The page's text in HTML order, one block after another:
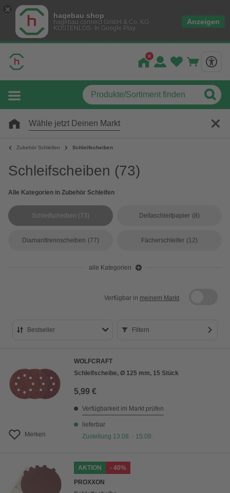
hagebau shop
hagebau connect GmbH & Co. KG
KOSTENLOS- In Google Play
Anzeigen
Wähle jetzt Deinen Markt
Zubehör Schleifen Schleifscheiben
Schleifscheiben (73)
Alle Kategorien in Zubehör Schleifen
Schleifscheiben (73) Deltaschleifpapier (8)
Diamanttrennscheiben (77) Fächerschleifer (12)
alle Kategorien
Verfügbar in meinem Markt
Bestseller
Preis aufsteigend
Preis absteigend
Filtern
Merken
WOLFCRAFT
Schleifscheibe, Ø 125 mm, 15 Stück
5,99 €
Verfügbarkeit im Markt prüfen
lieferbar
Zustellung 13.08. - 15.08.
AKTION
- 40%
PROXXON